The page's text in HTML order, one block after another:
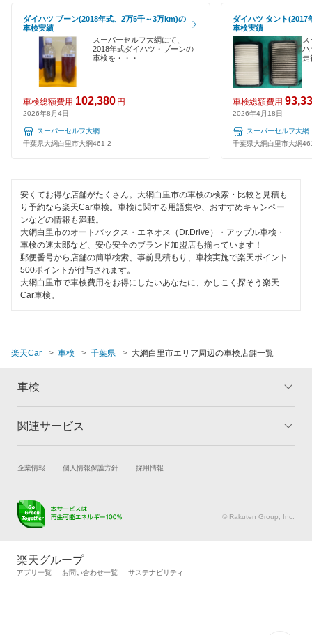
鎌ケ谷市
鴨川市
木更津市
君津市
山武市
白井市
匝瑳市
袖ケ浦市
銚子市
長生郡
流山市
成田市
野田市
EV車OK
120分以内の車検
1日車検
夜間受付
整備保証
コンピューター診断
閉じる
ダイハツ ブーン(2018年式、2万5千～3万km)の
車検実績
スーパーセルフ大網にて、
2018年式ダイハツ・ブーンの
車検を・・・
車検総額費用 102,380 円
2026年8月4日
スーパーセルフ大網
千葉県大網白里市大網461-2
ダイハツ タント(2017
車検実績
ス
ハ
走
車検総額費用
2026年4月18日
スーパーセルフ大網
千葉県大網白里市大網
安くてお得な店舗がたくさん。大網白里市の車検の検索・比較と見積も
り予約なら楽天Car車検。車検に関する用語集や、おすすめキャンペー
ンなどの情報も満載。
大網白里市のオートバックス・エネオス（Dr.Drive）・アップル車検・
車検の速太郎など、安心安全のブランド加盟店も揃っています！
郵便番号から店舗の簡単検索、事前見積もり、車検実施で楽天ポイント
500ポイントが付与されます。
大網白里市で車検費用をお得にしたいあなたに、かしこく探そう楽天
Car車検。
楽天Car 車検 千葉県 大網白里市エリア周辺の車検店舗一覧
車検
トップ
車検の基礎知識 キャンペーン一覧
関連サービス
試乗・商談 新車購入
キズ修理予約
メンテナンス管理
自動車カタログ 自動車保険
企業情報 個人情報保護方針 採用情報
© Rakuten Group, Inc.
楽天グループ
アプリ一覧 お問い合わせ一覧 サステナビリティ